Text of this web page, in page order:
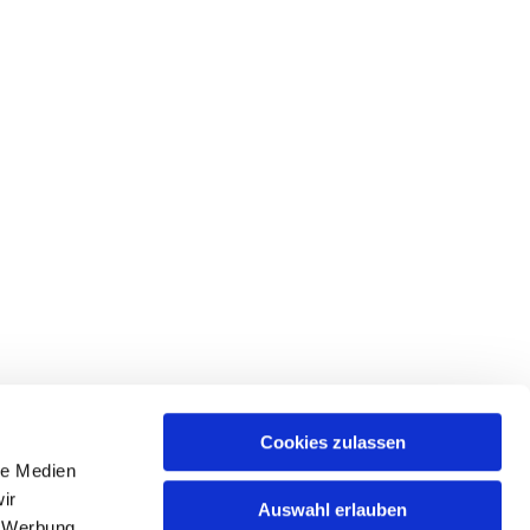
Medien
Cookies zulassen
Auswahl erlauben
& Downloads